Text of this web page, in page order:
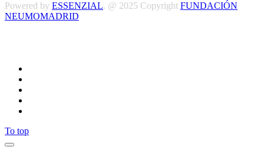
Powered by ESSENZIAL. @ 2025 Copyright FUNDACIÓN
NEUMOMADRID
To top